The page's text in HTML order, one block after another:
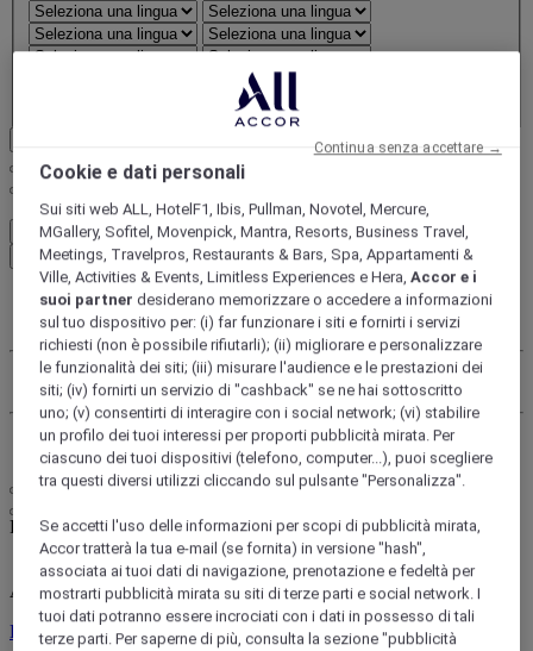
FirstName LastName
STATUS STATUS VALUE
REWARD points 1000 points
My account
My bookings
Use your points
Log Out
FirstName LastName
ALL rewards you wherever you go, whatever you do.
Discover the Program
Cookie e dati personali
Sui siti web ALL, HotelF1, Ibis, Pullman, Novotel, Mercure,
MGallery, Sofitel, Movenpick, Mantra, Resorts, Business Travel,
Meetings, Travelpros, Restaurants & Bars, Spa, Appartamenti &
Ville, Activities & Events, Limitless Experiences e Hera,Accor e i
suoi partner desiderano memorizzare o accedere a informazioni
sul tuo dispositivo per: (i) far funzionare i siti e fornirti i servizi
richiesti (non è possibile rifiutarli); (ii) migliorare e personalizzare
le funzionalità dei siti; (iii) misurare l'audience e le prestazioni dei
siti; (iv) fornirti un servizio di "cashback" se ne hai sottoscritto
uno; (v) consentirti di interagire con i social network; (vi) stabilire
un profilo dei tuoi interessi per proporti pubblicità mirata. Per
ciascuno dei tuoi dispositivi (telefono, computer...), puoi scegliere
tra questi diversi utilizzi cliccando sul pulsante "Personalizza".
Se accetti l'uso delle informazioni per scopi di pubblicità mirata,
Accor tratterà la tua e-mail (se fornita) in versione "hash",
associata ai tuoi dati di navigazione, prenotazione e fedeltà per
mostrarti pubblicità mirata su siti di terze parti e social network. I
tuoi dati potranno essere incrociati con i dati in possesso di tali
terze parti. Per saperne di più, consulta la sezione "pubblicità
Continua senza accettare →